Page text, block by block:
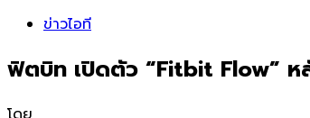
ข่าวไอที
ฟิตบิท เปิดตัว “Fitbit Flow” ห